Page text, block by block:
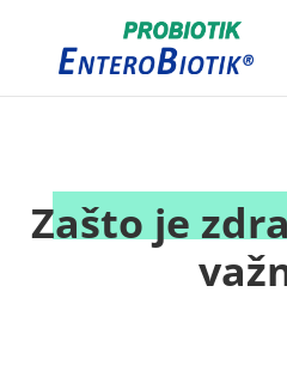
Zašto je